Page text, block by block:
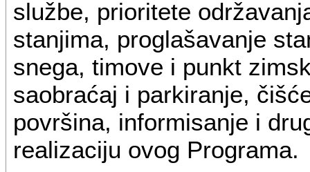
službe, prioritete
stanjima, proglašavanje
snega, timove i punkt
saobraćaj i parkiranje,
površina, informisanje i
realizaciju ovog Programa.